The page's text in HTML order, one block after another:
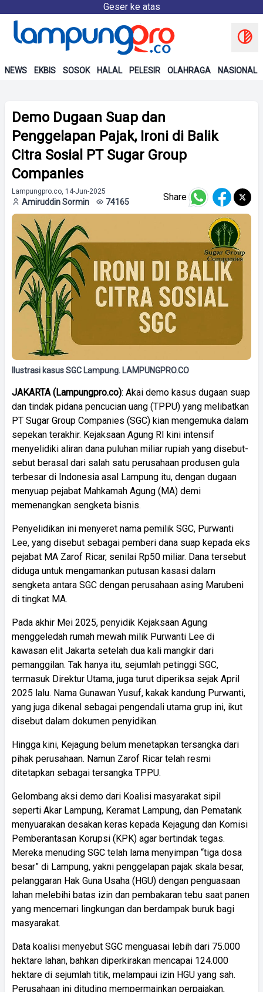
Geser ke atas
NEWS EKBIS SOSOK HALAL PELESIR OLAHRAGA NASIONAL
Demo Dugaan Suap dan
Penggelapan Pajak, Ironi di Balik
Citra Sosial PT Sugar Group
Companies
Lampungpro.co, 14-Jun-2025
Amiruddin Sormin 74165 Share
Ilustrasi kasus SGC Lampung. LAMPUNGPRO.CO
JAKARTA (Lampungpro.co): Akai demo kasus dugaan suap
dan tindak pidana pencucian uang (TPPU) yang melibatkan
PT Sugar Group Companies (SGC) kian mengemuka dalam
sepekan terakhir. Kejaksaan Agung RI kini intensif
menyelidiki aliran dana puluhan miliar rupiah yang disebut-
sebut berasal dari salah satu perusahaan produsen gula
terbesar di Indonesia asal Lampung itu, dengan dugaan
menyuap pejabat Mahkamah Agung (MA) demi
memenangkan sengketa bisnis.
Penyelidikan ini menyeret nama pemilik SGC, Purwanti
Lee, yang disebut sebagai pemberi dana suap kepada eks
pejabat MA Zarof Ricar, senilai Rp50 miliar. Dana tersebut
diduga untuk mengamankan putusan kasasi dalam
sengketa antara SGC dengan perusahaan asing Marubeni
di tingkat MA.
Pada akhir Mei 2025, penyidik Kejaksaan Agung
menggeledah rumah mewah milik Purwanti Lee di
kawasan elit Jakarta setelah dua kali mangkir dari
pemanggilan. Tak hanya itu, sejumlah petinggi SGC,
termasuk Direktur Utama, juga turut diperiksa sejak April
2025 lalu. Nama Gunawan Yusuf, kakak kandung Purwanti,
yang juga dikenal sebagai pengendali utama grup ini, ikut
disebut dalam dokumen penyidikan.
Hingga kini, Kejagung belum menetapkan tersangka dari
pihak perusahaan. Namun Zarof Ricar telah resmi
ditetapkan sebagai tersangka TPPU.
Gelombang aksi demo dari Koalisi masyarakat sipil
seperti Akar Lampung, Keramat Lampung, dan Pematank
menyuarakan desakan keras kepada Kejagung dan Komisi
Pemberantasan Korupsi (KPK) agar bertindak tegas.
Mereka menuding SGC telah lama menyimpan “tiga dosa
besar” di Lampung, yakni penggelapan pajak skala besar,
pelanggaran Hak Guna Usaha (HGU) dengan penguasaan
lahan melebihi batas izin dan pembakaran tebu saat panen
yang mencemari lingkungan dan berdampak buruk bagi
masyarakat.
Data koalisi menyebut SGC menguasai lebih dari 75.000
hektare lahan, bahkan diperkirakan mencapai 124.000
hektare di sejumlah titik, melampaui izin HGU yang sah.
Perusahaan ini dituding mempermainkan perpajakan,